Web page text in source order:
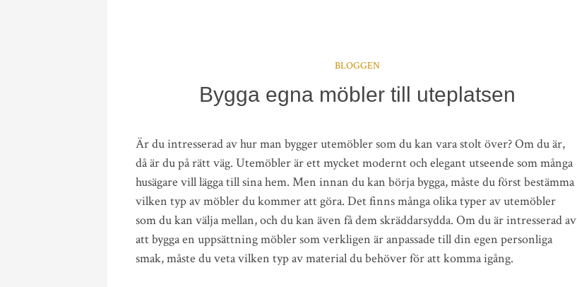
BLOGGEN
Bygga egna möbler till uteplatsen
Är du intresserad av hur man bygger utemöbler som du kan vara stolt över? Om du är,
då är du på rätt väg. Utemöbler är ett mycket modernt och elegant utseende som många
husägare vill lägga till sina hem. Men innan du kan börja bygga, måste du först bestämma
vilken typ av möbler du kommer att göra. Det finns många olika typer av utemöbler
som du kan välja mellan, och du kan även få dem skräddarsydda. Om du är intresserad av
att bygga en uppsättning möbler som verkligen är anpassade till din egen personliga
smak, måste du veta vilken typ av material du behöver för att komma igång.